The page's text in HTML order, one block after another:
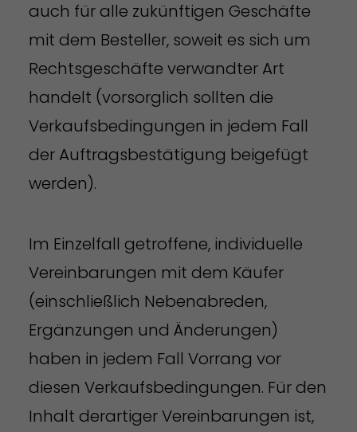
auch für alle zukünftigen Geschäfte
mit dem Besteller, soweit es sich um
Rechtsgeschäfte verwandter Art
handelt (vorsorglich sollten die
Verkaufsbedingungen in jedem Fall
der Auftragsbestätigung beigefügt
werden).
Im Einzelfall getroffene, individuelle
Vereinbarungen mit dem Käufer
(einschließlich Nebenabreden,
Ergänzungen und Änderungen)
haben in jedem Fall Vorrang vor
diesen Verkaufsbedingungen. Für den
Inhalt derartiger Vereinbarungen ist,